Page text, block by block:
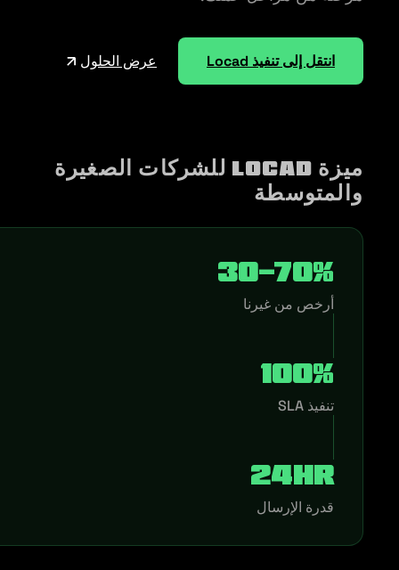
انتقل إلى تنفيذ Locad عرض الحلول
ميزة LOCAD للشركات الصغيرة
والمتوسطة
30-70%
أرخص من غيرنا
100%
تنفيذ SLA
24hr
قدرة الإرسال